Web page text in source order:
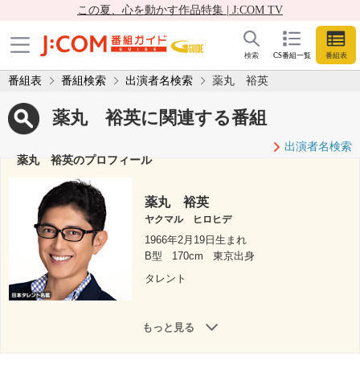
この夏、心を動かす作品特集 | J:COM TV
CS番組一覧 番組表
検索
番組表 番組検索 出演者名検索 薬丸 裕英
薬丸 裕英に関連する番組
出演者名検索
薬丸 裕英のプロフィール
薬丸 裕英
ヤクマル ヒロヒデ
1966年2月19日生まれ
B型
170cm
東京出身
タレント
もっと見る